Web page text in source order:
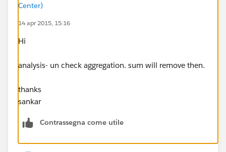
Center)
14 apr 2015, 15:16
Hi
analysis- un check aggregation. sum will remove then.
thanks
sankar
Contrassegna come utile